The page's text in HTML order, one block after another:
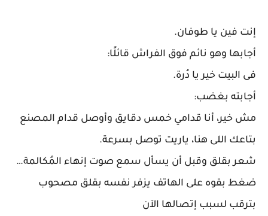
إنت فين يا طوفان.
أجابها وهو نائم فوق الفراش قائلًا:
فى البيت خير يا دُرة.
أجابته بغضب:
مش خير، أنا قدامي خمس دقايق وأوصل قدام المصنع
بتاعك اللى هنا، ياريت توصل بسرعة.
شعر بقلق وقبل أن يسأل سمع صوت إنهاء المُكالمة…
ضغط بقوه على الهاتف يزفر نفسه بقلق مصحوب
بترقب لسبب إتصالها الآن